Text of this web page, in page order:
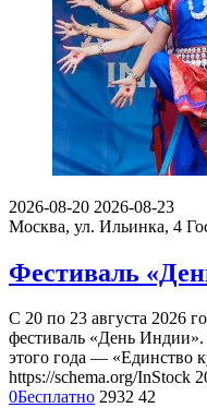
2026-08-20 2026-08-23
Москва, ул. Ильинка, 4
Фестиваль
С 20 по 23 августа 2026
фестиваль «День Индии».
этого года — «Единство
https://schema.org/InStock
0Бесплатно 2932 42